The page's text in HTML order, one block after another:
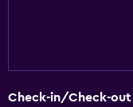
Check-in/Check-out